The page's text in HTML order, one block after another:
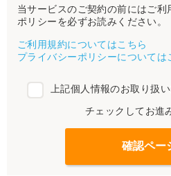
当サービスのご契約の前にはご
ポリシーを必ずお読みください。
ご利用規約についてはこちら
プライバシーポリシーについては
上記個人情報のお取り扱
チェックしてお進